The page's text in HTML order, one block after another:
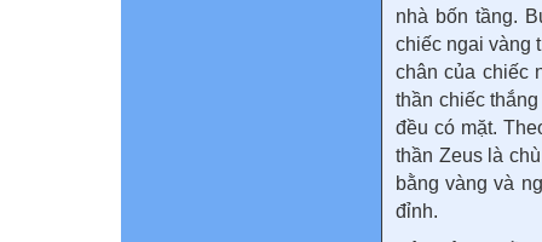
nhà bốn tầng.
chiếc ngai vàng
chân của chiếc
thần chiếc
đều có mặt.
thần Zeus là
bằng vàng và
đỉnh.